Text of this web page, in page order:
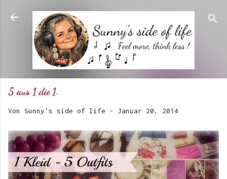
Direkt zum Hauptbereich
5 aus 1 die 1.
Von Sunny's side of life - Januar 20, 2014